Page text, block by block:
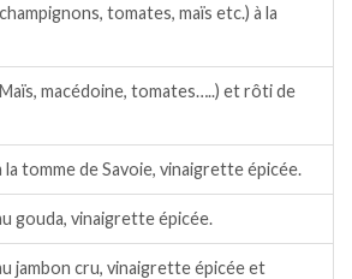
tomates, maïs etc.) à la
macédoine, tomates…..) et rôti de
la tomme de Savoie, vinaigrette épicée.
gouda, vinaigrette épicée.
jambon cru, vinaigrette épicée et